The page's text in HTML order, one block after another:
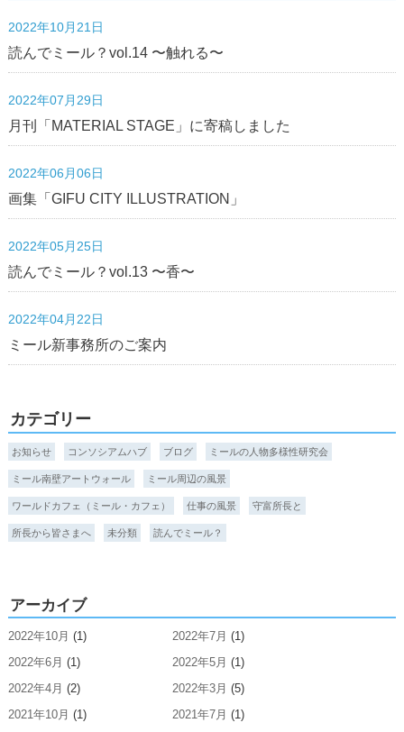
2022年10月21日
読んでミール？vol.14 〜触れる〜
2022年07月29日
月刊「MATERIAL STAGE」に寄稿しました
2022年06月06日
画集「GIFU CITY ILLUSTRATION」
2022年05月25日
読んでミール？vol.13 〜香〜
2022年04月22日
ミール新事務所のご案内
カテゴリー
お知らせ コンソシアムハブ ブログ ミールの人物多様性研究会
ミール南壁アートウォール ミール周辺の風景
ワールドカフェ（ミール・カフェ） 仕事の風景 守富所長と
所長から皆さまへ 未分類 読んでミール？
アーカイブ
2022年10月 (1) 2022年7月 (1)
2022年6月 (1) 2022年5月 (1)
2022年4月 (2) 2022年3月 (5)
2021年10月 (1) 2021年7月 (1)